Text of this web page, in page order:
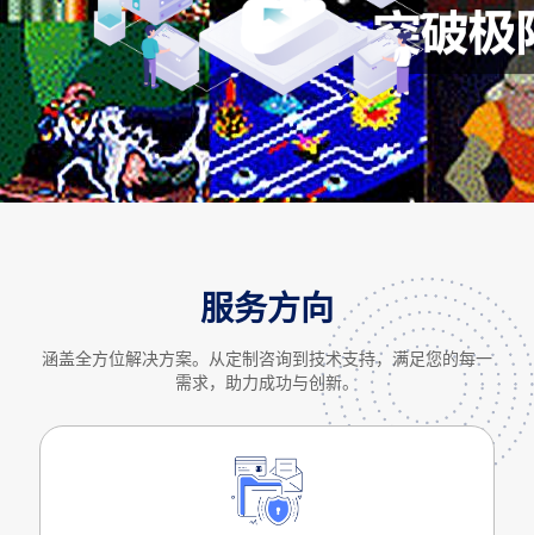
服务方向
涵盖全方位解决方案。从定制咨询到技术支持，满足您的每一
需求，助力成功与创新。